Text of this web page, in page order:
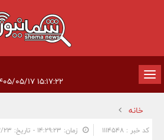
تغییر
وضعیت
ناوبری
۱۵:۱۷:۲۲ ۱۴۰۵/۰۵/۱۷
خانه
کد خبر : 1114548 زمان: ۱۴:۲۹:۲۳ - تاریخ: ۱۴۰۴/۰۲/۲۳